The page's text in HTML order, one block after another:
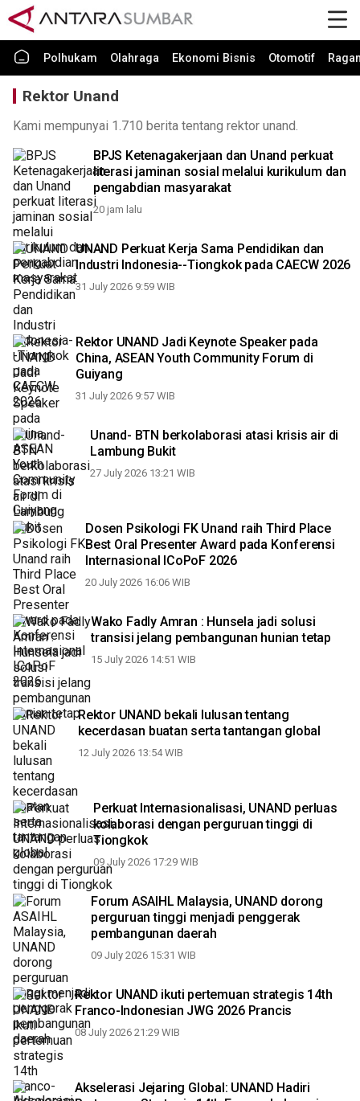
Polhukam Olahraga Ekonomi Bisnis Otomotif
Rektor Unand
Kami mempunyai 1.710 berita tentang rektor unand.
BPJS Ketenagakerjaan dan Unand perkuat
literasi jaminan sosial melalui kurikulum dan
pengabdian masyarakat
20 jam lalu
UNAND Perkuat Kerja Sama Pendidikan dan
Industri Indonesia--Tiongkok pada CAECW 2026
31 July 2026 9:59 WIB
Rektor UNAND Jadi Keynote Speaker pada
China, ASEAN Youth Community Forum di
Guiyang
31 July 2026 9:57 WIB
Unand- BTN berkolaborasi atasi krisis air di
Lambung Bukit
27 July 2026 13:21 WIB
Dosen Psikologi FK Unand raih Third Place
Best Oral Presenter Award pada Konferensi
Internasional ICoPoF 2026
20 July 2026 16:06 WIB
Wako Fadly Amran : Hunsela jadi solusi
transisi jelang pembangunan hunian tetap
15 July 2026 14:51 WIB
Rektor UNAND bekali lulusan tentang
kecerdasan buatan serta tantangan global
12 July 2026 13:54 WIB
Perkuat Internasionalisasi, UNAND perluas
kolaborasi dengan perguruan tinggi di
Tiongkok
09 July 2026 17:29 WIB
Forum ASAIHL Malaysia, UNAND dorong
perguruan tinggi menjadi penggerak
pembangunan daerah
09 July 2026 15:31 WIB
Rektor UNAND ikuti pertemuan strategis 14th
Franco-Indonesian JWG 2026 Prancis
08 July 2026 21:29 WIB
Akselerasi Jejaring Global: UNAND Hadiri